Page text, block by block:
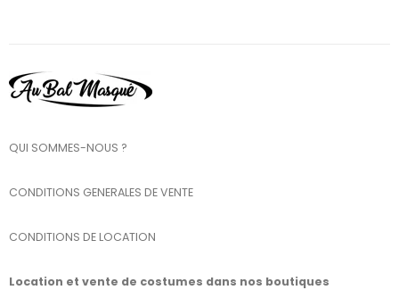
QUI SOMMES-NOUS ?
CONDITIONS GENERALES DE VENTE
CONDITIONS DE LOCATION
Location et vente de costumes dans nos boutiques